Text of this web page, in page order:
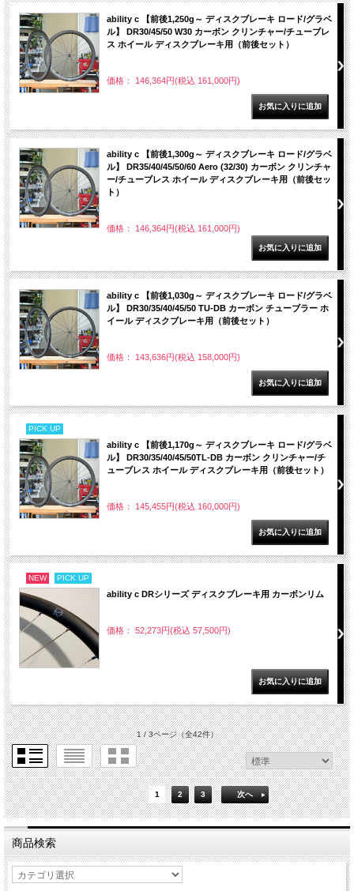
ability c 【前後1,250g～ ディスクブレーキ ロード/グラベ
ル】 DR30/45/50 W30 カーボン クリンチャー/チューブレ
ス ホイール ディスクブレーキ用（前後セット）
価格： 146,364円(税込 161,000円)
ability c 【前後1,300g～ ディスクブレーキ ロード/グラベ
ル】 DR35/40/45/50/60 Aero (32/30) カーボン クリンチャ
ー/チューブレス ホイール ディスクブレーキ用（前後セッ
ト）
価格： 146,364円(税込 161,000円)
ability c 【前後1,030g～ ディスクブレーキ ロード/グラベ
ル】 DR30/35/40/45/50 TU-DB カーボン チューブラー ホ
イール ディスクブレーキ用（前後セット）
価格： 143,636円(税込 158,000円)
PICK UP
ability c 【前後1,170g～ ディスクブレーキ ロード/グラベ
ル】 DR30/35/40/45/50TL-DB カーボン クリンチャー/チ
ューブレス ホイール ディスクブレーキ用（前後セット）
価格： 145,455円(税込 160,000円)
NEW PICK UP
ability c DRシリーズ ディスクブレーキ用 カーボンリム
価格： 52,273円(税込 57,500円)
1 / 3ページ（全42件）
1 2 3 次へ
商品検索